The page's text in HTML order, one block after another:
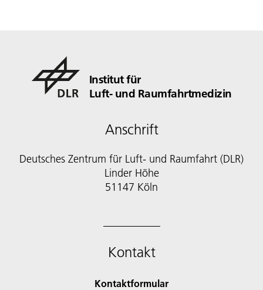
Institut für
Luft- und Raumfahrtmedizin
Anschrift
Deutsches Zentrum für Luft- und Raumfahrt (DLR)
Linder Höhe
51147 Köln
Kontakt
Kontaktformular